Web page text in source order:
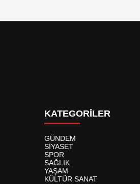
KATEGORİLER
GÜNDEM
SİYASET
SPOR
SAĞLIK
YAŞAM
KÜLTÜR SANAT